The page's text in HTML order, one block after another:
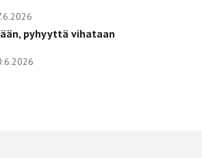
pyhyyttä vihataan